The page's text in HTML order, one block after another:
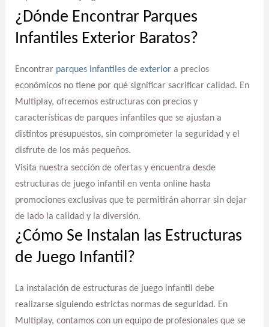
¿Dónde Encontrar Parques
Infantiles Exterior Baratos?
Encontrar parques infantiles de exteriora precios
económicos no tiene por qué significar sacrificar calidad. En
Multiplay, ofrecemos estructuras con precios y
características de parques infantiles que se ajustan a
distintos presupuestos, sin comprometer la seguridad y el
disfrute de los más pequeños.
Visita nuestra sección de ofertas y encuentra desde
estructuras de juego infantil en venta online hasta
promociones exclusivas que te permitirán ahorrar sin dejar
de lado la calidad y la diversión.
¿Cómo Se Instalan las Estructuras
de Juego Infantil?
La instalación de estructuras de juego infantil debe
realizarse siguiendo estrictas normas de seguridad. En
Multiplay, contamos con un equipo de profesionales que se